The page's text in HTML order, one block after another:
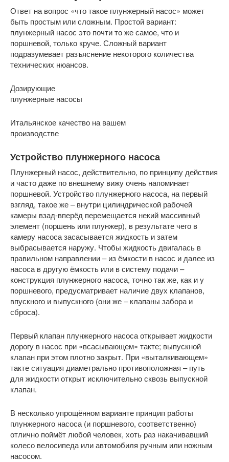
Ответ на вопрос «что такое плунжерный насос» может
быть простым или сложным. Простой вариант:
плунжерный насос это почти то же самое, что и
поршневой, только круче. Сложный вариант
подразумевает разъяснение некоторого количества
технических нюансов.
Дозирующие
плунжерные насосы
Итальянское качество на вашем
производстве
Устройство плунжерного насоса
Плунжерный насос, действительно, по принципу действия
и часто даже по внешнему вижу очень напоминает
поршневой. Устройство плунжерного насоса, на первый
взгляд, такое же – внутри цилиндрической рабочей
камеры взад-вперёд перемещается некий массивный
элемент (поршень или плунжер), в результате чего в
камеру насоса засасывается жидкость и затем
выбрасывается наружу. Чтобы жидкость двигалась в
правильном направлении – из ёмкости в насос и далее из
насоса в другую ёмкость или в систему подачи –
конструкция плунжерного насоса, точно так же, как и у
поршневого, предусматривает наличие двух клапанов,
впускного и выпускного (они же – клапаны забора и
сброса).
Первый клапан плунжерного насоса открывает жидкости
дорогу в насос при «всасывающем» такте; выпускной
клапан при этом плотно закрыт. При «выталкивающем»
такте ситуация диаметрально противоположная – путь
для жидкости открыт исключительно сквозь выпускной
клапан.
В несколько упрощённом варианте принцип работы
плунжерного насоса (и поршневого, соответственно)
отлично поймёт любой человек, хоть раз накачивавший
колесо велосипеда или автомобиля ручным или ножным
насосом.